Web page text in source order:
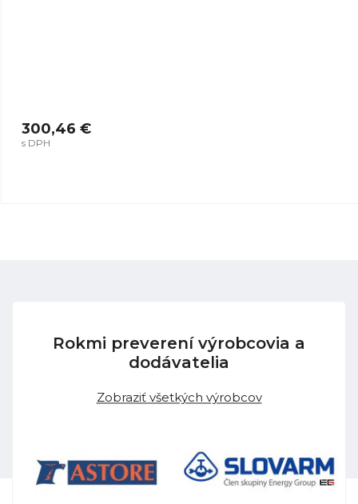
300,46 €
s DPH
Rokmi preverení výrobcovia a
dodávatelia
Zobraziť všetkých výrobcov